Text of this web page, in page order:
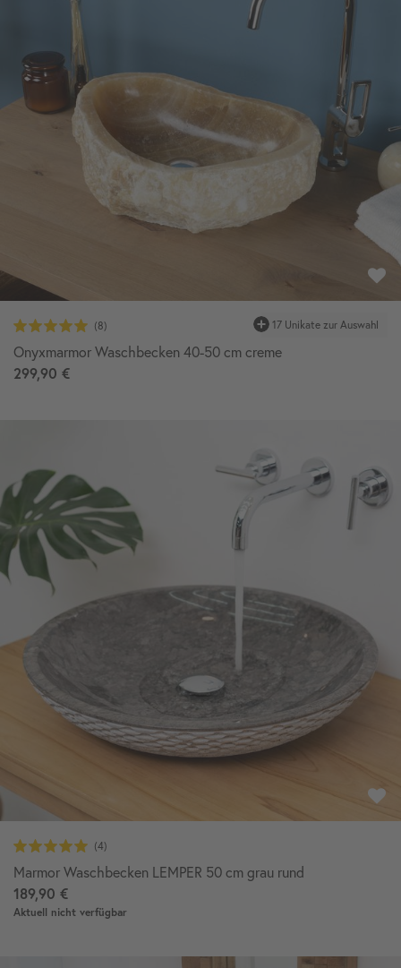
17 Unikate zur Auswahl
Onyxmarmor Waschbecken 40-50 cm creme
299,90 €
Marmor Waschbecken LEMPER 50 cm grau rund
189,90 €
Aktuell nicht verfügbar